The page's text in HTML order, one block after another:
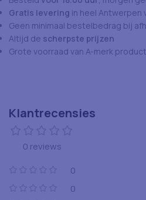
Gratis levering in heel Antwerpen
Geen minimaal bestelbedrag bij
Altijd de scherpste prijzen
Grote voorraad van A-merk
Klantrecensies
0 reviews
0
0